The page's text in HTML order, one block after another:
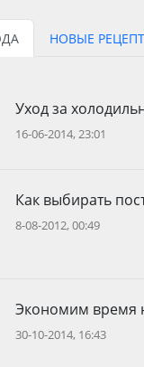
НОВЫЕ
Уход за
16-06-2014, 23:01
Как выбирать
8-08-2012, 00:49
Экономим время
30-10-2014, 16:43